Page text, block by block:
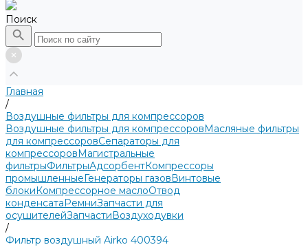
Поиск
Главная
/
Воздушные фильтры для компрессоров
Воздушные фильтры для компрессоровМасляные фильтры
для компрессоровСепараторы для
компрессоровМагистральные
фильтрыФильтрыАдсорбентКомпрессоры
промышленныеГенераторы газовВинтовые
блокиКомпрессорное маслоОтвод
конденсатаРемниЗапчасти для
осушителейЗапчастиВоздуходувки
/
Фильтр воздушный Airko 400394